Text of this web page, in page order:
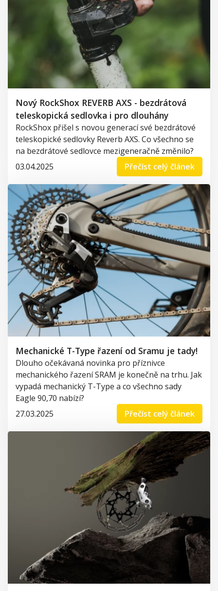
Nový RockShox REVERB AXS - bezdrátová
teleskopická sedlovka i pro dlouhány
RockShox přišel s novou generací své bezdrátové
teleskopické sedlovky Reverb AXS. Co všechno se
na bezdrátové sedlovce mezigeneračně změnilo?
03.04.2025
Přečíst celý článek
Mechanické T-Type řazení od Sramu je tady!
Dlouho očekávaná novinka pro příznivce
mechanického řazení SRAM je konečně na trhu. Jak
vypadá mechanický T-Type a co všechno sady
Eagle 90,70 nabízí?
27.03.2025
Přečíst celý článek